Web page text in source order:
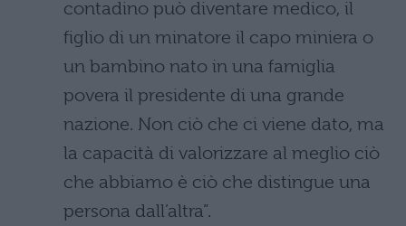
contadino può diventare medico, il
figlio di un minatore il capo miniera o
un bambino nato in una famiglia
povera il presidente di una grande
nazione. Non ciò che ci viene dato, ma
la capacità di valorizzare al meglio ciò
che abbiamo è ciò che distingue una
persona dall’altra”.